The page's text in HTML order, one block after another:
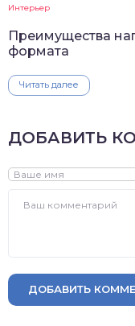
Интерьер
Преимущества
формата
Читать далее
ДОБАВИТЬ
ДОБАВИТЬ